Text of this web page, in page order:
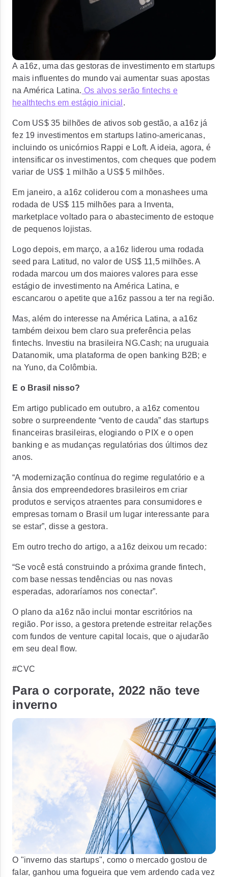
A a16z, uma das gestoras de investimento em startups
mais influentes do mundo vai aumentar suas apostas
na América Latina. Os alvos serão fintechs e
healthtechs em estágio inicial .
Com US$ 35 bilhões de ativos sob gestão, a a16z já
fez 19 investimentos em startups latino-americanas,
incluindo os unicórnios Rappi e Loft. A ideia, agora, é
intensificar os investimentos, com cheques que podem
variar de US$ 1 milhão a US$ 5 milhões.
Em janeiro, a a16z coliderou com a monashees uma
rodada de US$ 115 milhões para a Inventa,
marketplace voltado para o abastecimento de estoque
de pequenos lojistas.
Logo depois, em março, a a16z liderou uma rodada
seed para Latitud, no valor de US$ 11,5 milhões. A
rodada marcou um dos maiores valores para esse
estágio de investimento na América Latina, e
escancarou o apetite que a16z passou a ter na região.
Mas, além do interesse na América Latina, a a16z
também deixou bem claro sua preferência pelas
fintechs. Investiu na brasileira NG.Cash; na uruguaia
Datanomik, uma plataforma de open banking B2B; e
na Yuno, da Colômbia.
E o Brasil nisso?
Em artigo publicado em outubro, a a16z comentou
sobre o surpreendente “vento de cauda” das startups
financeiras brasileiras, elogiando o PIX e o open
banking e as mudanças regulatórias dos últimos dez
anos.
“A modernização contínua do regime regulatório e a
ânsia dos empreendedores brasileiros em criar
produtos e serviços atraentes para consumidores e
empresas tornam o Brasil um lugar interessante para
se estar”, disse a gestora.
Em outro trecho do artigo, a a16z deixou um recado:
“Se você está construindo a próxima grande fintech,
com base nessas tendências ou nas novas
esperadas, adoraríamos nos conectar”.
O plano da a16z não inclui montar escritórios na
região. Por isso, a gestora pretende estreitar relações
com fundos de venture capital locais, que o ajudarão
em seu deal flow.
#CVC
Para o corporate, 2022 não teve
inverno
O "inverno das startups", como o mercado gostou de
falar, ganhou uma fogueira que vem ardendo cada vez